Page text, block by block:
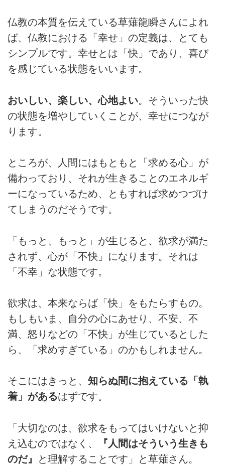
仏教の本質を伝えている草薙龍瞬さんによれ
ば、仏教における「幸せ」の定義は、とても
シンプルです。幸せとは「快」であり、喜び
を感じている状態をいいます。
おいしい、楽しい、心地よい。そういった快
の状態を増やしていくことが、幸せにつなが
ります。
ところが、人間にはもともと「求める心」が
備わっており、それが生きることのエネルギ
ーになっているため、ともすれば求めつづけ
てしまうのだそうです。
「もっと、もっと」が生じると、欲求が満た
されず、心が「不快」になります。それは
「不幸」な状態です。
欲求は、本来ならば「快」をもたらすもの。
もしもいま、自分の心にあせり、不安、不
満、怒りなどの「不快」が生じているとした
ら、「求めすぎている」のかもしれません。
そこにはきっと、 知らぬ間に抱えている「執
着」があるはずです。
「大切なのは、欲求をもってはいけないと抑
え込むのではなく、
『人間はそういう生きも
のだ』
と理解することです」と草薙さん。